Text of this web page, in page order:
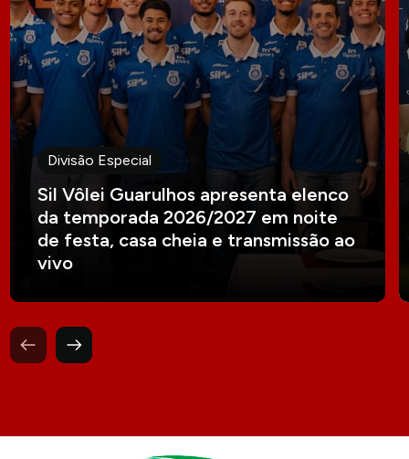
Divisão Especial
Sil Vôlei Guarulhos apresenta elenco
da temporada 2026/2027 em noite
de festa, casa cheia e transmissão ao
vivo